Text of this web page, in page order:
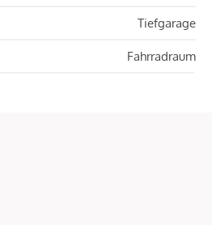
Tiefgarage
Fahrradraum